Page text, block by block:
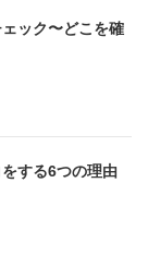
ック〜どこを確
する6つの理由